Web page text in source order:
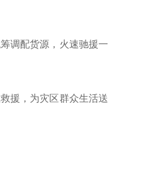
调配货源 ， 火速驰援一
援，为灾区群众生活送